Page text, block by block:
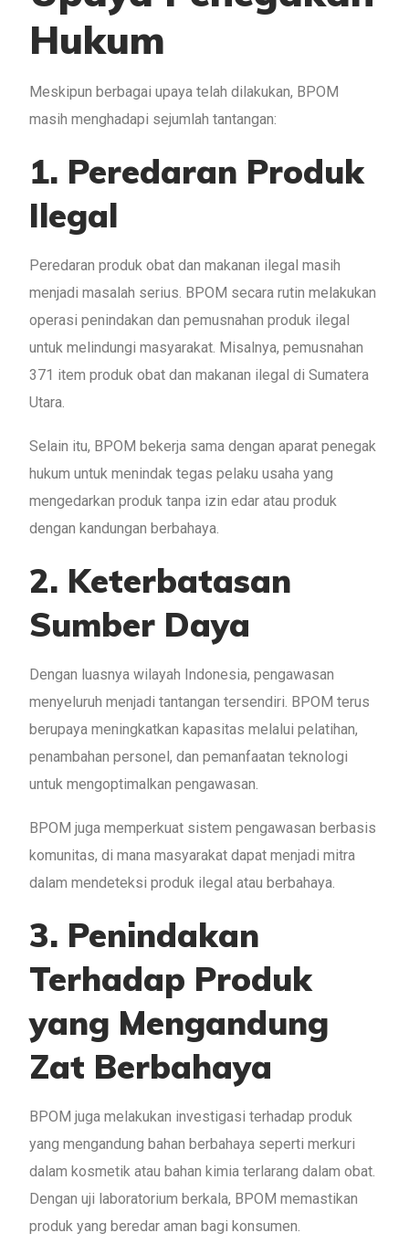
Hukum
Meskipun berbagai upaya telah dilakukan, BPOM
masih menghadapi sejumlah tantangan:
1. Peredaran Produk
Ilegal
Peredaran produk obat dan makanan ilegal masih
menjadi masalah serius. BPOM secara rutin melakukan
operasi penindakan dan pemusnahan produk ilegal
untuk melindungi masyarakat. Misalnya, pemusnahan
371 item produk obat dan makanan ilegal di Sumatera
Utara.
Selain itu, BPOM bekerja sama dengan aparat penegak
hukum untuk menindak tegas pelaku usaha yang
mengedarkan produk tanpa izin edar atau produk
dengan kandungan berbahaya.
2. Keterbatasan
Sumber Daya
Dengan luasnya wilayah Indonesia, pengawasan
menyeluruh menjadi tantangan tersendiri. BPOM terus
berupaya meningkatkan kapasitas melalui pelatihan,
penambahan personel, dan pemanfaatan teknologi
untuk mengoptimalkan pengawasan.
BPOM juga memperkuat sistem pengawasan berbasis
komunitas, di mana masyarakat dapat menjadi mitra
dalam mendeteksi produk ilegal atau berbahaya.
3. Penindakan
Terhadap Produk
yang Mengandung
Zat Berbahaya
BPOM juga melakukan investigasi terhadap produk
yang mengandung bahan berbahaya seperti merkuri
dalam kosmetik atau bahan kimia terlarang dalam obat.
Dengan uji laboratorium berkala, BPOM memastikan
produk yang beredar aman bagi konsumen.